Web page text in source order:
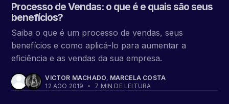
Processo de Vendas: o que é e quais são seus
benefícios?
Saiba o que é um processo de vendas, seus
benefícios e como aplicá-lo para aumentar a
eficiência e as vendas da sua empresa.
VICTOR MACHADO, MARCELA COSTA
12 AGO 2019
• 7 MIN DE LEITURA